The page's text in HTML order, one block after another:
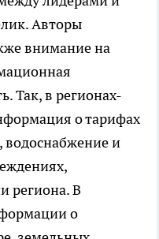
Авторы
внимание на
Так, в регионах-
о тарифах
водоснабжение и
региона. В
о